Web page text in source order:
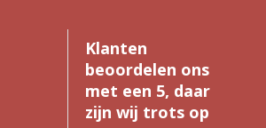
Klanten
beoordelen ons
met een 5, daar
zijn wij trots op